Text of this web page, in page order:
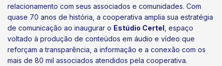
relacionamento com seus associados e comunidades. Com
quase 70 anos de história, a cooperativa amplia sua estratégia
de comunicação ao inaugurar o Estúdio Certel , espaço
voltado à produção de conteúdos em áudio e vídeo que
reforçam a transparência, a informação e a conexão com os
mais de 80 mil associados atendidos pela cooperativa.